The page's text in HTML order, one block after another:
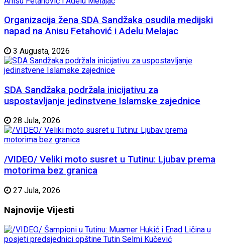
Organizacija žena SDA Sandžaka osudila medijski
napad na Anisu Fetahović i Adelu Melajac
3 Augusta, 2026
SDA Sandžaka podržala inicijativu za
uspostavljanje jedinstvene Islamske zajednice
28 Jula, 2026
/VIDEO/ Veliki moto susret u Tutinu: Ljubav prema
motorima bez granica
27 Jula, 2026
Najnovije Vijesti